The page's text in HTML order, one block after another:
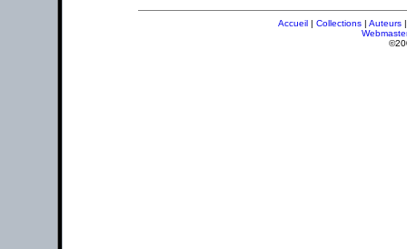
Accueil | Collections | Auteurs